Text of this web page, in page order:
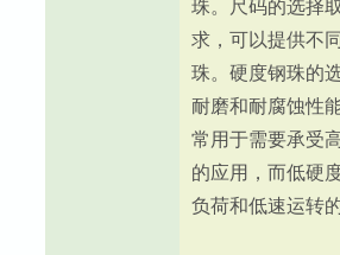
珠。尺码的选择
求，可以提供不
珠。硬度钢珠的
耐磨和耐腐蚀性
常用于需要承受
的应用，而低硬
负荷和低速运转